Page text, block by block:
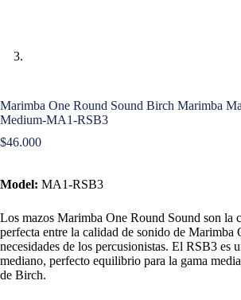
Marimba One Round Sound Birch Marimba
Medium-MA1-RSB3
$46.000
Model: MA1-RSB3
Los mazos Marimba One Round Sound son la
perfecta entre la calidad de sonido de Marimba
necesidades de los percusionistas. El RSB3 es
mediano, perfecto equilibrio para la gama
de Birch.